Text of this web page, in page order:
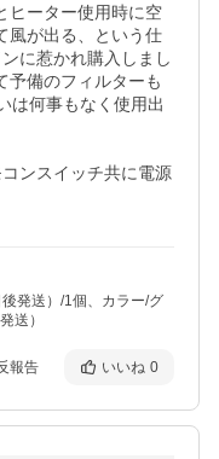
ヒーター使用時に空
風が出る、という仕
に惹かれ購入しまし
予備のフィルターも
は何事もなく使用出
ンスイッチ共に電源
発送）/1個、カラー/グ
送）
報告 いいね 0